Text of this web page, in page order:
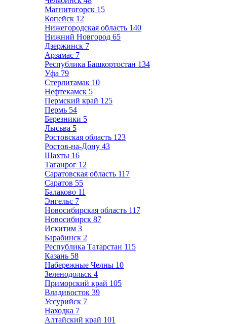
Магнитогорск 15
Копейск 12
Нижегородская область 140
Нижний Новгород 65
Дзержинск 7
Арзамас 7
Республика Башкортостан 134
Уфа 79
Стерлитамак 10
Нефтекамск 5
Пермский край 125
Пермь 54
Березники 5
Лысьва 5
Ростовская область 123
Ростов-на-Дону 43
Шахты 16
Таганрог 12
Саратовская область 117
Саратов 55
Балаково 11
Энгельс 7
Новосибирская область 117
Новосибирск 87
Искитим 3
Барабинск 2
Республика Татарстан 115
Казань 58
Набережные Челны 10
Зеленодольск 4
Приморский край 105
Владивосток 39
Уссурийск 7
Находка 7
Алтайский край 101